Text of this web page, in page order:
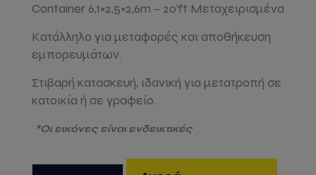
Container 6,1×2,5×2,6m – 20’ft Μεταχειρισμένα
Κατάλληλο για μεταφορές και αποθήκευση
εμπορευμάτων.
Στιβαρή κατασκευή, ιδανική για μετατροπή σε
κατοικία ή σε γραφείο.
*Οι εικόνες είναι ενδεικτικές